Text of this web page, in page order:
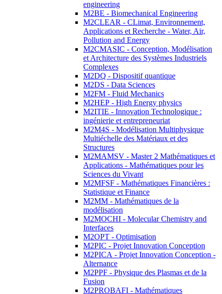
engineering
M2BE - Biomechanical Engineering
M2CLEAR - CLimat, Environnement,
Applications et Recherche - Water, Air,
Pollution and Energy
M2CMASIC - Conception, Modélisation
et Architecture des Systèmes Industriels
Complexes
M2DQ - Dispositif quantique
M2DS - Data Sciences
M2FM - Fluid Mechanics
M2HEP - High Energy physics
M2ITIE - Innovation Technologique :
ingénierie et entrepreneuriat
M2M4S - Modélisation Multiphysique
Multiéchelle des Matériaux et des
Structures
M2MAMSV - Master 2 Mathématiques et
Applications - Mathématiques pour les
Sciences du Vivant
M2MFSF - Mathématiques Financières :
Statistique et Finance
M2MM - Mathématiques de la
modélisation
M2MOCHI - Molecular Chemistry and
Interfaces
M2OPT - Optimisation
M2PIC - Projet Innovation Conception
M2PICA - Projet Innovation Conception -
Alternance
M2PPF - Physique des Plasmas et de la
Fusion
M2PROBAFI - Mathématiques